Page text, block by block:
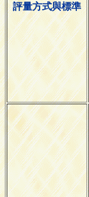
評量方式與標準